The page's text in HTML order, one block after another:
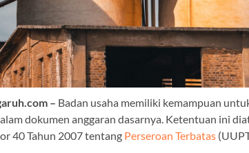
– Badan usaha memiliki kemampuan
dokumen anggaran dasarnya. Ketentuan ini
40 Tahun 2007 tentang Perseroan Terbatas